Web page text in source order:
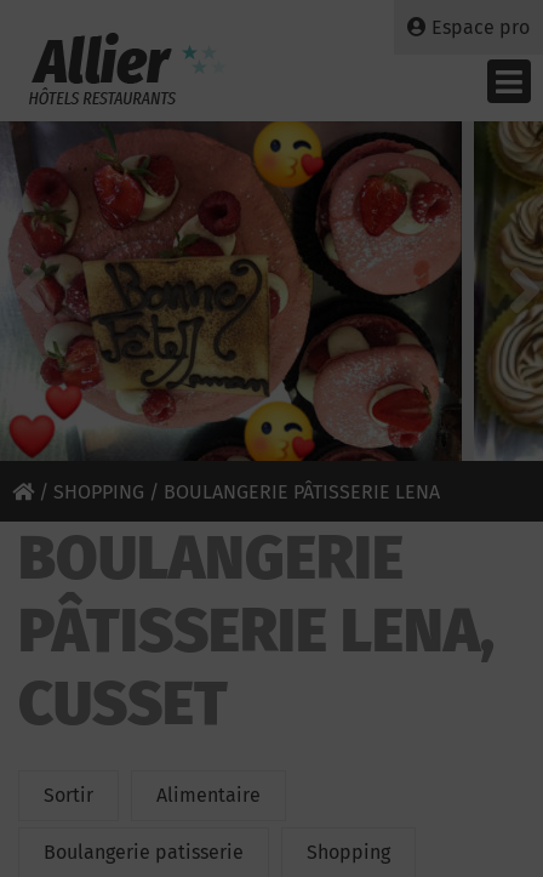
Espace pro
/ SHOPPING / BOULANGERIE PÂTISSERIE LENA
BOULANGERIE
PÂTISSERIE LENA,
CUSSET
Sortir Alimentaire
Boulangerie patisserie Shopping